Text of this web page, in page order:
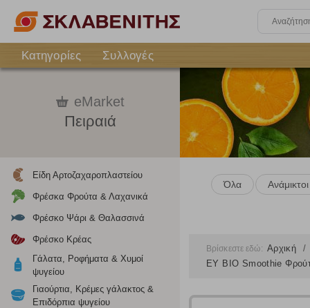
Κατηγορίες
Συλλογές
eMarket
Πειραιά
Είδη Αρτοζαχαροπλαστείου
Φρέσκα Φρούτα & Λαχανικά
Φρέσκο Ψάρι & Θαλασσινά
Φρέσκο Κρέας
Γάλατα, Ροφήματα & Χυμοί
ψυγείου
Γιαούρτια, Κρέμες γάλακτος &
Επιδόρπια ψυγείου
Όλα
Βρίσκεστε εδώ: Αρχική
ΕΥ BIO Smoothie